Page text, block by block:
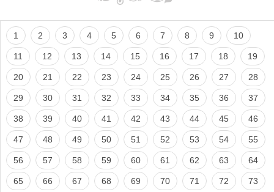
1 2 3 4 5 6 7 8 9 10
11 12 13 14 15 16 17 18 19
20 21 22 23 24 25 26 27 28
29 30 31 32 33 34 35 36 37
38 39 40 41 42 43 44 45 46
47 48 49 50 51 52 53 54 55
56 57 58 59 60 61 62 63 64
65 66 67 68 69 70 71 72 73